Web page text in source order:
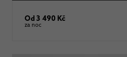
Od 3 490 Kč
za noc